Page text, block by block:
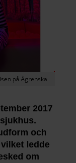
på Ågrenska
2017
och
ledde
om